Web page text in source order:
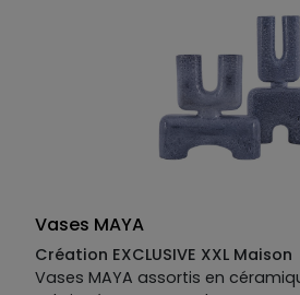
Vases MAYA
Création EXCLUSIVE XXL Maison
Vases MAYA assortis en